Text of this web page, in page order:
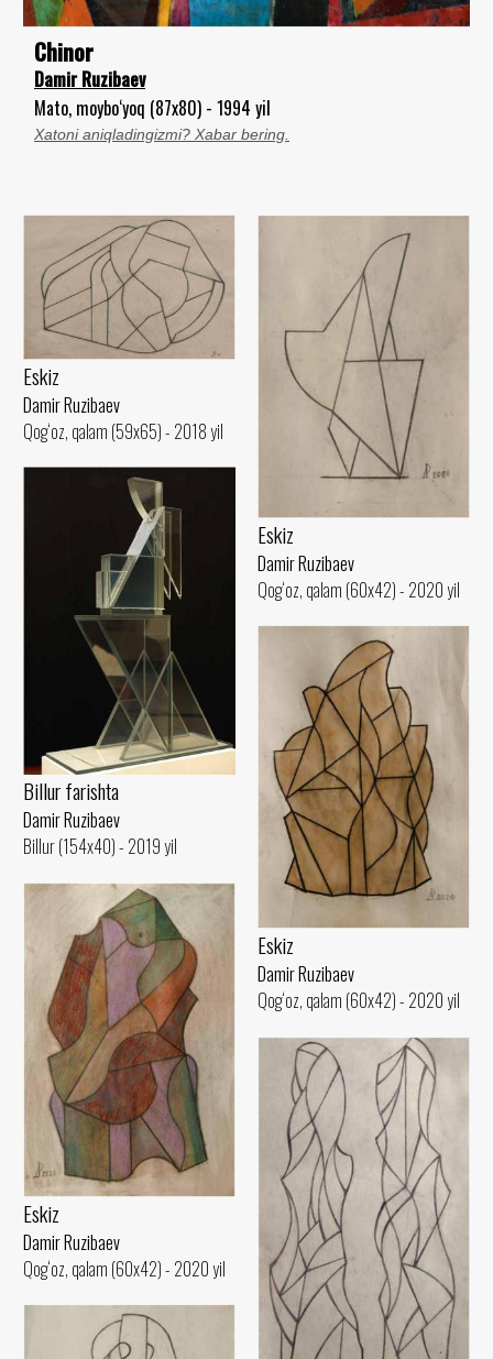
Chinor
Damir Ruzibaev
Mato, moybo‘yoq (87x80) - 1994 yil
Xatoni aniqladingizmi? Xabar bering.
Eskiz
Damir Ruzibaev
Qog‘oz, qalam (59x65) - 2018 yil
Eskiz
Damir Ruzibaev
Qog‘oz, qalam (60x42) - 2020 yil
Billur farishta
Damir Ruzibaev
Billur (154x40) - 2019 yil
Eskiz
Damir Ruzibaev
Qog‘oz, qalam (60x42) - 2020 yil
Eskiz
Damir Ruzibaev
Qog‘oz, qalam (60x42) - 2020 yil